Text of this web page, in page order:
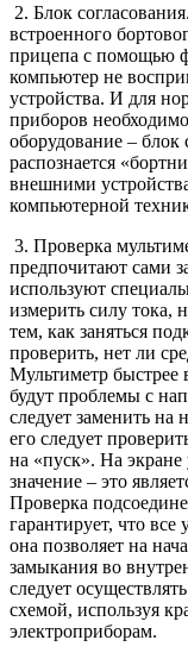
2. Блок
встроенного
прицепа с помощью
компьютер не
устройства. И для
приборов
оборудование – блок
распознается
внешними
компьютерной
3. Проверка
предпочитают сами
используют
измерить силу тока,
тем, как заняться
проверить, нет ли
Мультиметр быстрее
будут проблемы с
следует заменить на
его следует
на «пуск». На экране
значение – это
Проверка
гарантирует, что все
она позволяет на
замыкания во
следует
схемой, используя
электроприборам.